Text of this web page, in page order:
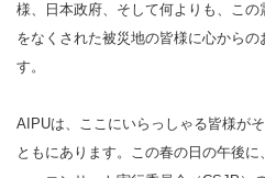
様、日本政府、そして何よりも、こ
をなくされた被災地の皆様に心から
す。
AIPUは、ここにいらっしゃる皆様が
ともにあります。この春の日の午後